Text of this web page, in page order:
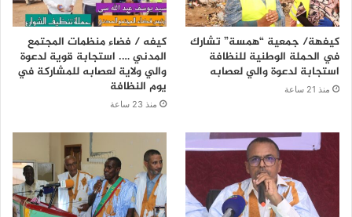
كيفهة/ جمعية “همسة” تشارك
في الحملة الوطنية للنظافة
استجابة لدعوة والي لعصابه
منذ 21 ساعة
كيفه / فضاء منظمات المجتمع
المدني …. استجابة قوية لدعوة
والي ولاية لعصابه للمشاركة في
يوم النظافة
منذ 23 ساعة